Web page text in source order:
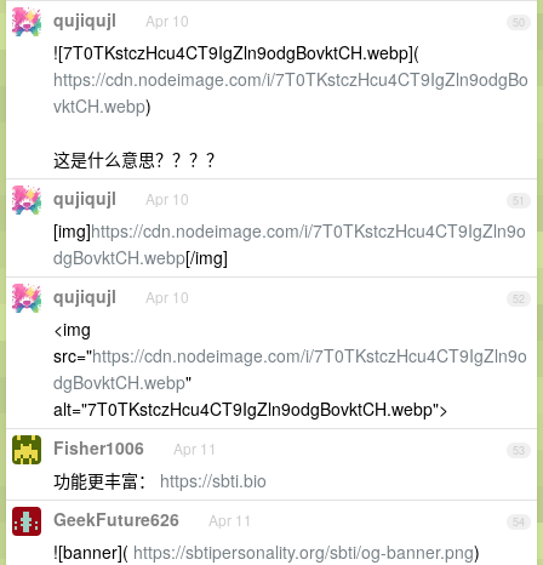
50
qujiqujl Apr 10
![7T0TKstczHcu4CT9IgZln9odgBovktCH.webp](
https://cdn.nodeimage.com/i/7T0TKstczHcu4CT9IgZln9odgBo
vktCH.webp)
这是什么意思？？？？
51
qujiqujl Apr 10
[img]https://cdn.nodeimage.com/i/7T0TKstczHcu4CT9IgZln9o
dgBovktCH.webp[/img]
52
qujiqujl Apr 10
<img
src="https://cdn.nodeimage.com/i/7T0TKstczHcu4CT9IgZln9o
dgBovktCH.webp"
alt="7T0TKstczHcu4CT9IgZln9odgBovktCH.webp">
53
Fisher1006 Apr 11
功能更丰富： https://sbti.bio
54
GeekFuture626 Apr 11
![banner]( https://sbtipersonality.org/sbti/og-banner.png)